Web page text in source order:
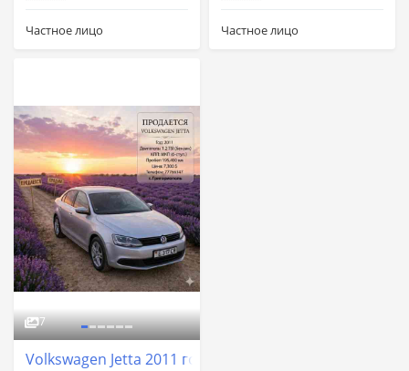
Частное лицо Частное лицо
7
Volkswagen Jetta 2011 год Григориополь